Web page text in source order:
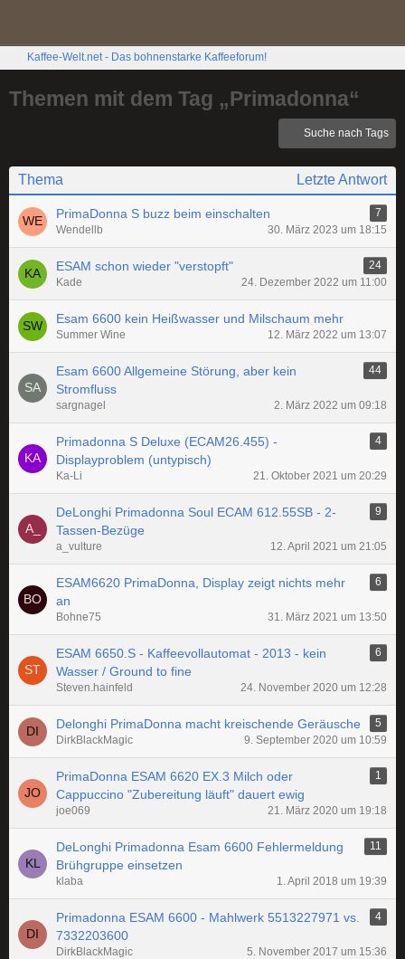
Kaffee-Welt.net - Das bohnenstarke Kaffeeforum!
Themen mit dem Tag „Primadonna“
Suche nach Tags
Thema Letzte Antwort
PrimaDonna S buzz beim einschalten
7
Wendellb
30. März 2023 um 18:15
ESAM schon wieder "verstopft"
24
Kade
24. Dezember 2022 um 11:00
Esam 6600 kein Heißwasser und Milschaum mehr
Summer Wine 12. März 2022 um 13:07
Esam 6600 Allgemeine Störung, aber kein
Stromfluss
44
sargnagel 2. März 2022 um 09:18
Primadonna S Deluxe (ECAM26.455) -
Displayproblem (untypisch)
4
Ka-Li 21. Oktober 2021 um 20:29
DeLonghi Primadonna Soul ECAM 612.55SB - 2-
Tassen-Bezüge
9
a_vulture 12. April 2021 um 21:05
ESAM6620 PrimaDonna, Display zeigt nichts mehr
an
6
Bohne75 31. März 2021 um 13:50
ESAM 6650.S - Kaffeevollautomat - 2013 - kein
Wasser / Ground to fine
6
Steven.hainfeld 24. November 2020 um 12:28
Delonghi PrimaDonna macht kreischende Geräusche
5
DirkBlackMagic
9. September 2020 um 10:59
PrimaDonna ESAM 6620 EX.3 Milch oder
Cappuccino "Zubereitung läuft" dauert ewig
1
joe069 21. März 2020 um 19:18
DeLonghi Primadonna Esam 6600 Fehlermeldung
Brühgruppe einsetzen
11
klaba 1. April 2018 um 19:39
Primadonna ESAM 6600 - Mahlwerk 5513227971 vs.
7332203600
4
DirkBlackMagic 5. November 2017 um 15:36